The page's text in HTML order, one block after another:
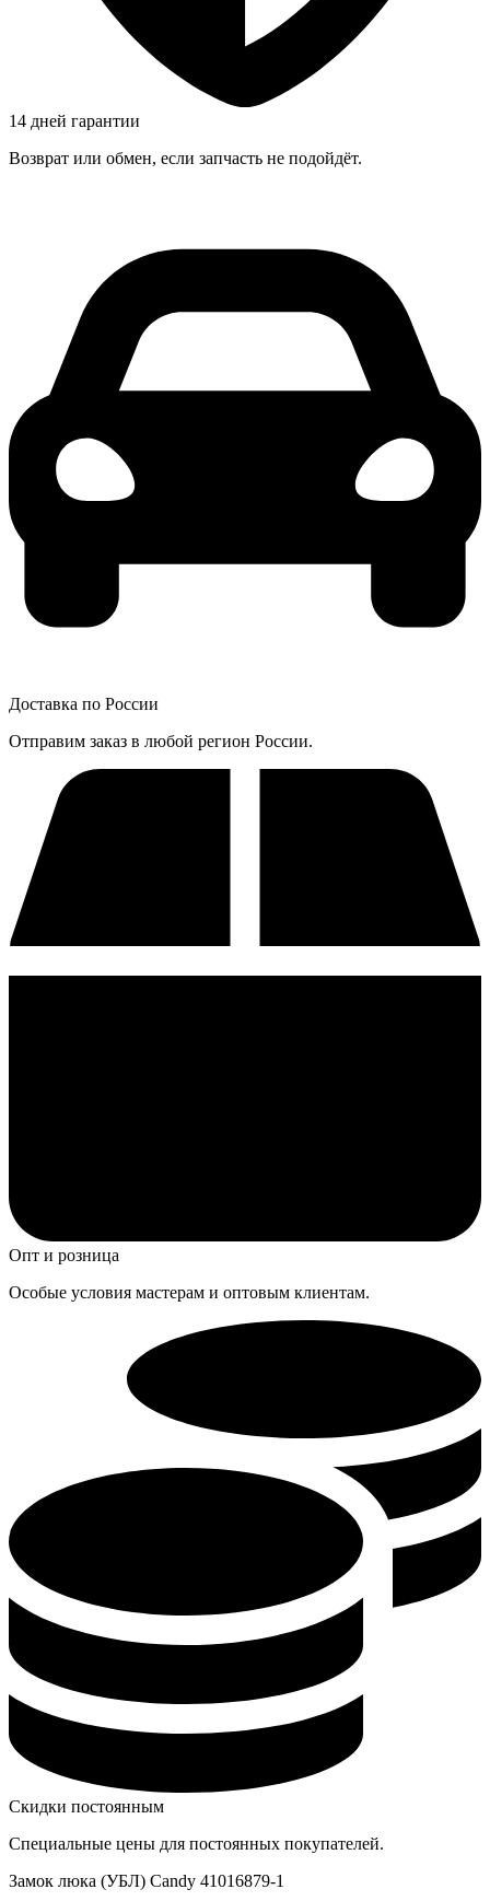
14 дней гарантии
Возврат или обмен, если запчасть не подойдёт.
Доставка по России
Отправим заказ в любой регион России.
Опт и розница
Особые условия мастерам и оптовым клиентам.
Скидки постоянным
Специальные цены для постоянных покупателей.
Замок люка (УБЛ) Candy 41016879-1